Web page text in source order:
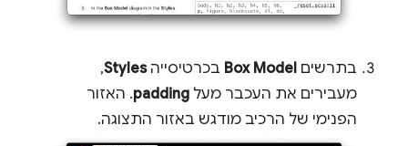
בתרשים Box Model בכרטיסייהStyles
,
מעבירים את העכבר מעל padding. האזור
הפנימי של הרכיב מודגש באזור התצוגה.